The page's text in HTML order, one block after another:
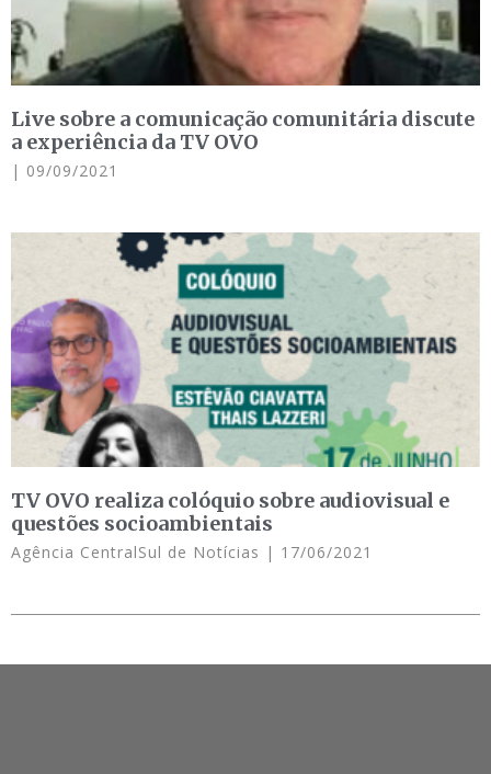
Live sobre a comunicação comunitária discute
a experiência da TV OVO
09/09/2021
TV OVO realiza colóquio sobre audiovisual e
questões socioambientais
Agência CentralSul de Notícias 17/06/2021